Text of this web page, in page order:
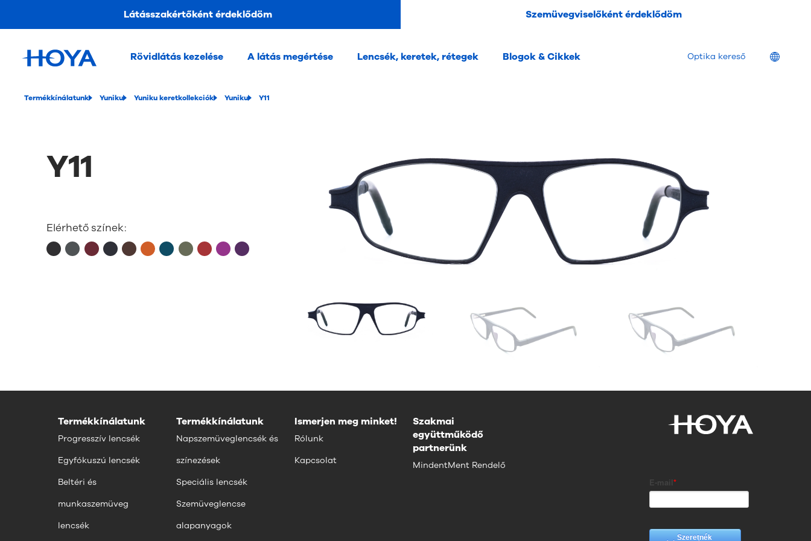
Látásszakértőként érdeklődöm Szemüvegviselőként érdeklődöm
Rövidlátás kezelése A látás megértése Lencsék, keretek, rétegek Blogok & Cikkek Optika kereső Location
Termékkínálatunk Yuniku Yuniku keretkollekciók Yuniku Y11
Y11
Elérhető színek:
Termékkínálatunk
Progresszív lencsék
Egyfókuszú lencsék
Beltéri és
munkaszemüveg
lencsék
Termékkínálatunk
Napszemüveglencsék és
színezések
Speciális lencsék
Szemüveglencse
alapanyagok
Ismerjen meg minket!
Rólunk
Kapcsolat
Szakmai
együttműködő
partnerünk
MindentMent Rendelő